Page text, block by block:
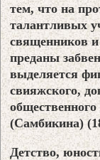
тем, что на
талантливых
священников и
преданы
выделяется
свияжского,
(Самбикина)
Детство,